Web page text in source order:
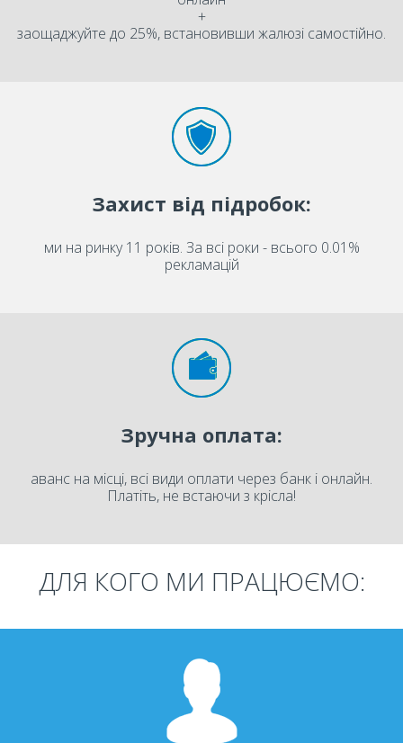
+
заощаджуйте до 25%, встановивши жалюзі самостійно.
Захист від підробок:
ми на ринку 11 років. За всі роки - всього 0.01%
рекламацій
Зручна оплата:
аванс на місці, всі види оплати через банк і онлайн.
Платіть, не встаючи з крісла!
ДЛЯ КОГО МИ ПРАЦЮЄМО: